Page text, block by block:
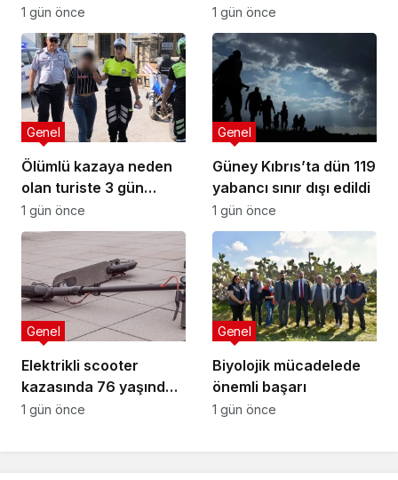
oldu
1 gün önce
yalan beyanda bulundu
1 gün önce
Ölümlü kazaya neden
olan turiste 3 gün
tutukluluk
Genel
1 gün önce
Güney Kıbrıs’ta dün 119
yabancı sınır dışı edildi
Genel
1 gün önce
Elektrikli scooter
kazasında 76 yaşındaki
sürücü yaralandı
Genel
1 gün önce
Biyolojik mücadelede
önemli başarı
Genel
1 gün önce